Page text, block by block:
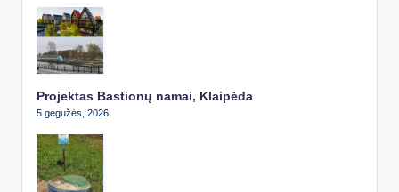
Projektas Bastionų namai, Klaipėda
5 gegužės, 2026